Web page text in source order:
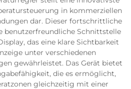
in kommerziellen
dar. Dieser fortschrittliche
benutzerfreundliche Schnittstelle
das eine klare Sichtbarkeit
unter verschiedenen
gewährleistet. Das Gerät bietet
die es ermöglicht,
gleichzeitig mit einer